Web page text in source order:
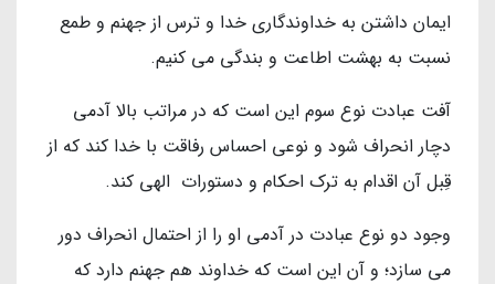
ایمان داشتن به خداوندگاری خدا و ترس از جهنم و طمع
نسبت به بهشت اطاعت و بندگی می کنیم.
آفت عبادت نوع سوم این است که در مراتب بالا آدمی
دچار انحراف شود و نوعی احساس رفاقت با خدا کند که از
قِبل آن اقدام به ترک احکام و دستورات الهی کند.
وجود دو نوع عبادت در آدمی او را از احتمال انحراف دور
می سازد؛ و آن این است که خداوند هم جهنم دارد که